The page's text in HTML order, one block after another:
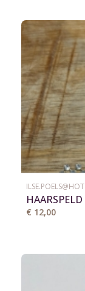
€ 12,00